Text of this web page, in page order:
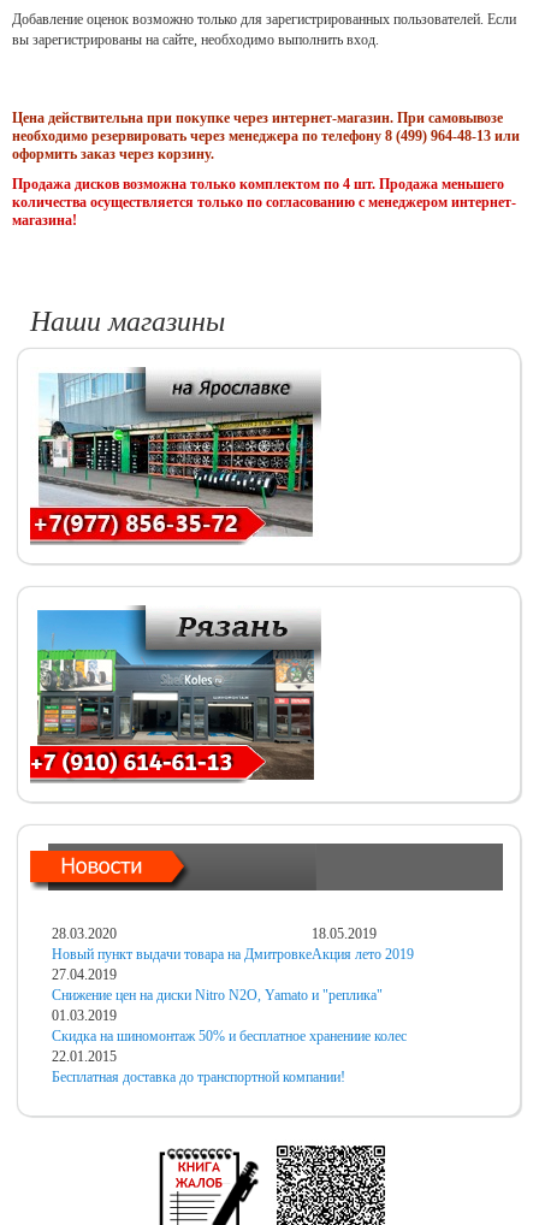
Добавление оценок возможно только для зарегистрированных пользователей. Если
вы зарегистрированы на сайте, необходимо выполнить вход.
Цена действительна при покупке через интернет-магазин. При самовывозе
необходимо резервировать через менеджера по телефону 8 (499) 964-48-13 или
оформить заказ через корзину.
Продажа дисков возможна только комплектом по 4 шт. Продажа меньшего
количества осуществляется только по согласованию с менеджером интернет-
магазина!
Наши магазины
28.03.2020
Новый пункт выдачи товара на Дмитровке
18.05.2019
Акция лето 2019
27.04.2019
Снижение цен на диски Nitro N2O, Yamato и "реплика"
01.03.2019
Скидка на шиномонтаж 50% и бесплатное хранениие колес
22.01.2015
Бесплатная доставка до транспортной компании!